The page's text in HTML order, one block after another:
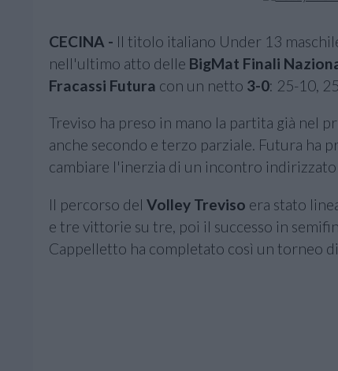
CECINA - Il titolo italiano Under 13
nell'ultimo atto delle BigMat Finali
Fracassi Futura con un netto 3-0: 25-10,
Treviso ha preso in mano la partita già nel
anche secondo e terzo parziale. Futura ha
cambiare l'inerzia di un incontro
Il percorso del Volley Treviso era stato
e tre vittorie su tre, poi il successo in
Cappelletto ha completato così un torneo